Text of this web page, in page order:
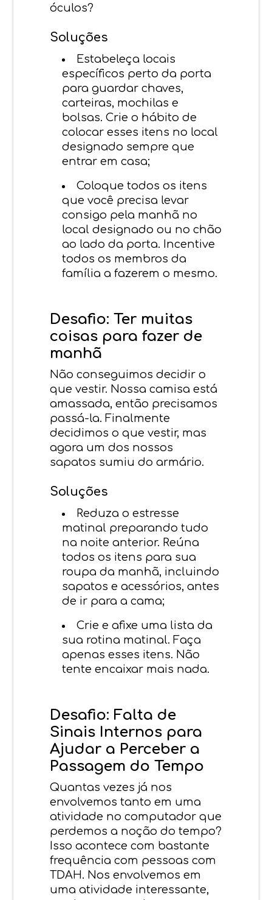
óculos?
Soluções
Estabeleça locais
específicos perto da porta
para guardar chaves,
carteiras, mochilas e
bolsas. Crie o hábito de
colocar esses itens no local
designado sempre que
entrar em casa;
Coloque todos os itens
que você precisa levar
consigo pela manhã no
local designado ou no chão
ao lado da porta. Incentive
todos os membros da
família a fazerem o mesmo.
Desafio: Ter muitas
coisas para fazer de
manhã
Não conseguimos decidir o
que vestir. Nossa camisa está
amassada, então precisamos
passá-la. Finalmente
decidimos o que vestir, mas
agora um dos nossos
sapatos sumiu do armário.
Soluções
Reduza o estresse
matinal preparando tudo
na noite anterior. Reúna
todos os itens para sua
roupa da manhã, incluindo
sapatos e acessórios, antes
de ir para a cama;
Crie e afixe ​​uma lista da
sua rotina matinal. Faça
apenas esses itens. Não
tente encaixar mais nada.
Desafio: Falta de
Sinais Internos para
Ajudar a Perceber a
Passagem do Tempo
Quantas vezes já nos
envolvemos tanto em uma
atividade no computador que
perdemos a noção do tempo?
Isso acontece com bastante
frequência com pessoas com
TDAH. Nos envolvemos em
uma atividade interessante,